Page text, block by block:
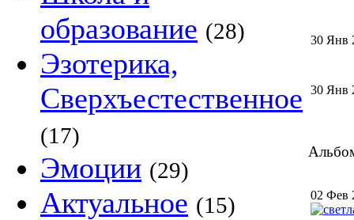
образование (28)
Эзотерика,
Сверхъестественное
(17)
Эмоции (29)
Актуальное (15)
30 Янв
30 Янв
02 Фев